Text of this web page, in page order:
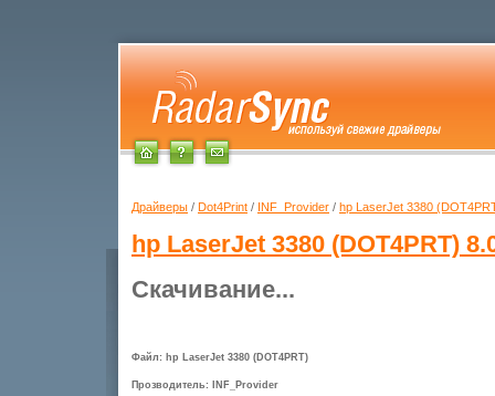
Драйверы / Dot4Print / INF_Provider / hp LaserJet 3380
hp LaserJet 3380 (DOT4PRT)
Скачивание...
Файл: hp LaserJet 3380 (DOT4PRT)
Прозводитель: INF_Provider